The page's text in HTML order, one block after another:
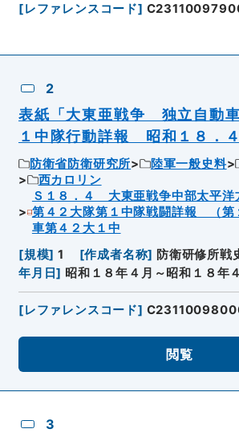
[レファレンスコード]
2
表紙「大東亜戦争 独立自動
１中隊行動詳報 昭和１８．４
防衛省防衛研究所 陸軍一般史料
西カロリン
Ｓ１８．４ 大東亜戦争中部太平
第４２大隊第１中隊戦闘詳報 （第
車第４２大１中
[規模] 1 [作成者名称] 防衛研修所戦
年月日] 昭和１８年４月～昭和１８年
[レファレンスコード]
閲覧
3